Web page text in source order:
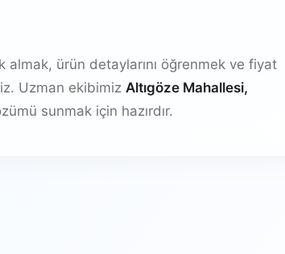
almak, ürün detaylarını öğrenmek ve fiyat
Uzman ekibimiz Altıgöze Mahallesi,
sunmak için hazırdır.